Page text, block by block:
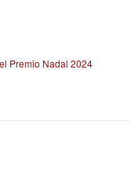
Premio Nadal 2024